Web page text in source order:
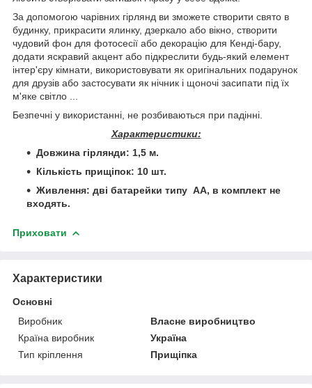
За допомогою чарівних гірлянд ви зможете створити свято в
будинку, прикрасити ялинку, дзеркало або вікно, створити
чудовий фон для фотосесії або декорацію для Кенді-бару,
додати яскравий акцент або підкреслити будь-який елемент
інтер'єру кімнати, використовувати як оригінальних подарунок
для друзів або застосувати як нічник і щоночі засипати під їх
м'яке світло ...
Безпечні у використанні, не розбиваються при падінні.
Характеристики:
Довжина гірлянди: 1,5 м.
Кількість прищіпок: 10 шт.
Живлення: дві батарейки типу АА, в комплект не
входять.
Приховати
Характеристики
Основні
Виробник
Власне виробництво
Країна виробник
Україна
Тип кріплення
Прищіпка